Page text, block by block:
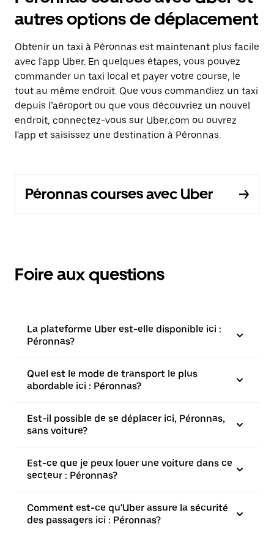
autres options de déplacement
Obtenir un taxi à Péronnas est maintenant plus facile
avec l'app Uber. En quelques étapes, vous pouvez
commander un taxi local et payer votre course, le
tout au même endroit. Que vous commandiez un taxi
depuis l’aéroport ou que vous découvriez un nouvel
endroit, connectez-vous sur Uber.com ou ouvrez
l'app et saisissez une destination à Péronnas.
Péronnas courses avec Uber
Foire aux questions
La plateforme Uber est-elle disponible ici :
Péronnas?
Quel est le mode de transport le plus
abordable ici : Péronnas?
Est-il possible de se déplacer ici, Péronnas,
sans voiture?
Est-ce que je peux louer une voiture dans ce
secteur : Péronnas?
Comment est-ce qu'Uber assure la sécurité
des passagers ici : Péronnas?